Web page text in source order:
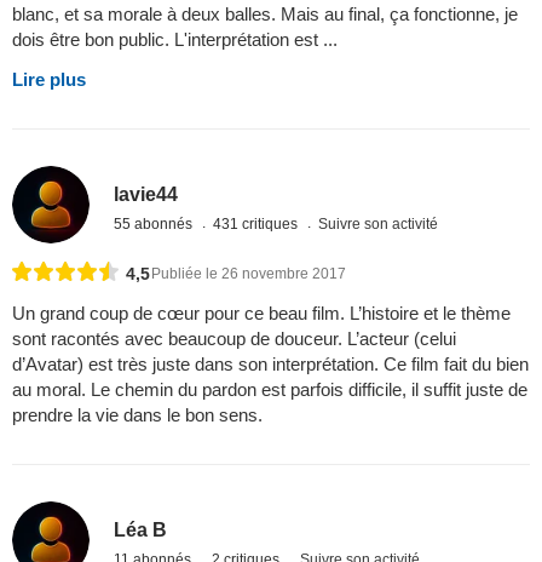
blanc, et sa morale à deux balles. Mais au final, ça fonctionne, je
dois être bon public. L'interprétation est ...
Lire plus
lavie44
55 abonnés 431 critiques Suivre son activité
4,5 Publiée le 26 novembre 2017
Un grand coup de cœur pour ce beau film. L’histoire et le thème
sont racontés avec beaucoup de douceur. L’acteur (celui
d’Avatar) est très juste dans son interprétation. Ce film fait du bien
au moral. Le chemin du pardon est parfois difficile, il suffit juste de
prendre la vie dans le bon sens.
Léa B